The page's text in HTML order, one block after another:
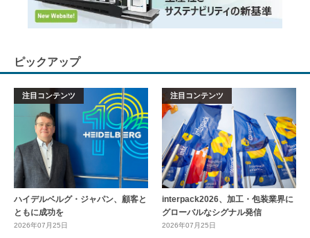
ピックアップ
注目コンテンツ
ハイデルベルグ・ジャパン、顧客と
ともに成功を
2026年07月25日
注目コンテンツ
interpack2026、加工・包装業界に
グローバルなシグナル発信
2026年07月25日